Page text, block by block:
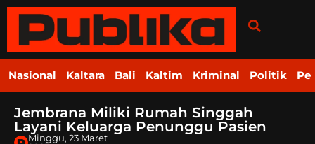
Nasional Kaltara Bali Kaltim Kriminal Politik
Jembrana Miliki Rumah Singgah
Layani Keluarga Penunggu Pasien
Minggu, 23 Maret